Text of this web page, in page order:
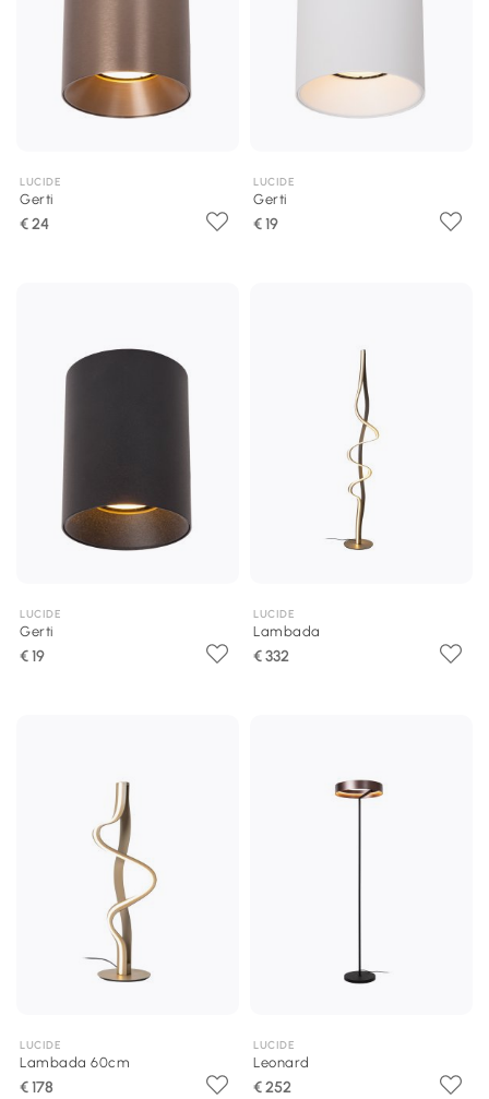
LUCIDE
Gerti
€ 24
LUCIDE
Gerti
€ 19
LUCIDE
Gerti
€ 19
LUCIDE
Lambada
€ 332
LUCIDE
Lambada 60cm
€ 178
LUCIDE
Leonard
€ 252